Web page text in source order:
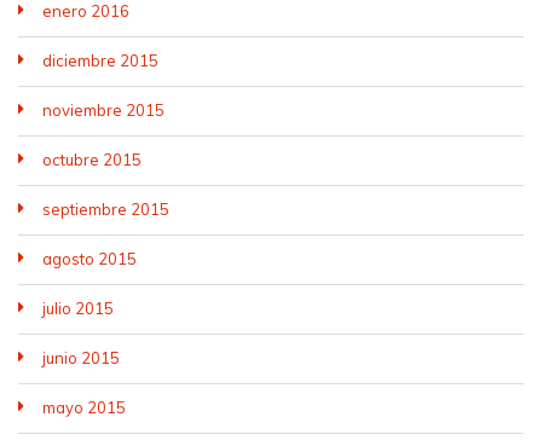
enero 2016
diciembre 2015
noviembre 2015
octubre 2015
septiembre 2015
agosto 2015
julio 2015
junio 2015
mayo 2015